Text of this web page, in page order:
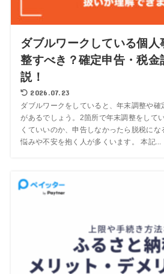
ダブルワークしている個人
整すべき？確定申告・税金
説！
2026.07.23
ダブルワークをしていると、年末調整や確
があるでしょう。2箇所で年末調整をして
くていいのか、申告しなかったら脱税にな
悩みや不安を抱く人が多くいます。 本記...